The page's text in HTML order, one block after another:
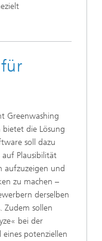
Greenwashing
die Lösung
soll dazu
Plausibilität
aufzuzeigen und
zu machen –
derselben
Zudem sollen
bei der
potenziellen